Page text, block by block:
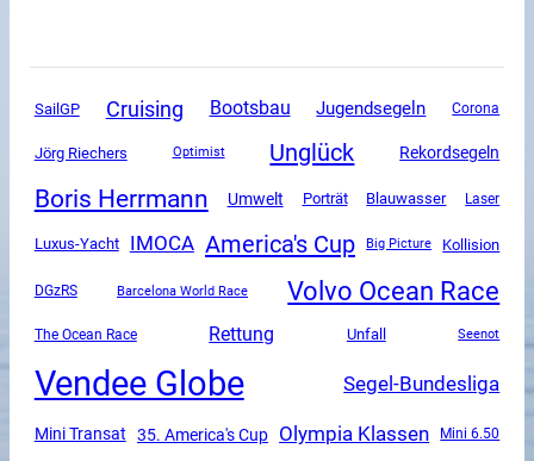
SailGP Cruising Bootsbau Jugendsegeln Corona
Jörg Riechers Optimist Unglück Rekordsegeln
Boris Herrmann Umwelt Porträt Blauwasser Laser
Luxus-Yacht IMOCA America's Cup Big Picture Kollision
DGzRS Barcelona World Race Volvo Ocean Race
The Ocean Race Rettung Unfall Seenot
Vendee Globe Segel-Bundesliga
Mini Transat 35. America's Cup Olympia Klassen Mini 6.50